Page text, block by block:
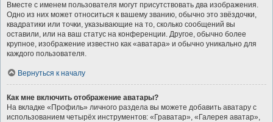
Вместе с именем пользователя могут присутствовать два изображения.
Одно из них может относиться к вашему званию, обычно это звёздочки,
квадратики или точки, указывающие на то, сколько сообщений вы
оставили, или на ваш статус на конференции. Другое, обычно более
крупное, изображение известно как «аватара» и обычно уникально для
каждого пользователя.
Вернуться к началу
Как мне включить отображение аватары?
На вкладке «Профиль» личного раздела вы можете добавить аватару с
использованием четырёх инструментов: «Граватар», «Галерея аватар»,